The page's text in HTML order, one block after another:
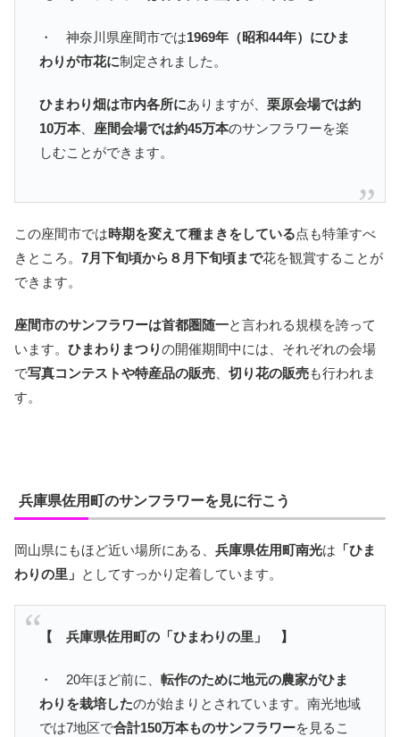
・ 神奈川県座間市では1969年（昭和44年）にひま
わりが市花に制定されました。
ひまわり畑は市内各所にありますが、 栗原会場では約
10万本、 座間会場では約45万本のサンフラワーを楽
しむことができます。
この座間市では時期を変えて種まきをしている点も特筆すべ
きところ。 7月下旬頃から８月下旬頃まで花を観賞することが
できます。
座間市のサンフラワーは首都圏随一と言われる規模を誇って
います。 ひまわりまつりの開催期間中には、それぞれの会場
で写真コンテストや特産品の販売 切り花の販売も行われま
す。
兵庫県佐用町のサンフラワーを見に行こう
岡山県にもほど近い場所にある、 兵庫県佐用町南光は 「ひま
わりの里」 としてすっかり定着しています。
【 兵庫県佐用町の「ひまわりの里」 】
・ 20年ほど前に、 転作のために地元の農家がひま
わりを栽培したのが始まりとされています。南光地域
では7地区で合計150万本ものサンフラワーを見るこ